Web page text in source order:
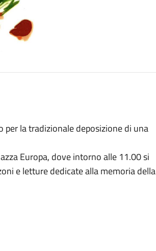
la tradizionale deposizione di una
Europa, dove intorno alle 11.00 si
e letture dedicate alla memoria della